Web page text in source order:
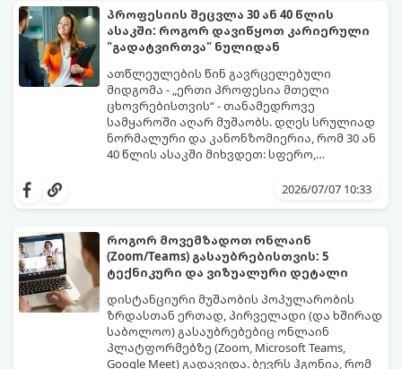
დღიანი უქმეები (Mini-Vacations).
პროფესიის შეცვლა 30 ან 40 წლის
ასაკში: როგორ დავიწყოთ კარიერული
"გადატვირთვა" ნულიდან
ათწლეულების წინ გავრცელებული
მიდგომა - „ერთი პროფესია მთელი
ცხოვრებისთვის“ - თანამედროვე
სამყაროში აღარ მუშაობს. დღეს სრულიად
ნორმალური და კანონზომიერია, რომ 30 ან
40 წლის ასაკში მიხვდეთ: სფერო,
გაბედნიერებთ, აღარ არის შემოსავლიანი
იდეა ხშირად დიდ შიშებთანაა
კონკურენციას“, „სტაბილურობას ვკარგავ“.
თუმცა, რეალობა საპირისპიროა: თქვენ
იწყებთ არა ნულიდან, არამედ უზარმაზარი
ცხოვრებისეული და პროფესიული
გამოცდილებით (Soft Skills), რაც 20 წლის
დამწყებებს ფიზიკურად არ გააჩნიათ.
გთავაზობთ ნაბიჯ-ნაბიჯ გზამკვლევს, თუ
როგორ მართოთ კარიერული
"რესტარტი" სწორად და
უმტკივნეულოდ:
2026/07/07 10:33
როგორ მოვემზადოთ ონლაინ
(Zoom/Teams) გასაუბრებისთვის: 5
ტექნიკური და ვიზუალური დეტალი
დისტანციური მუშაობის პოპულარობის
ზრდასთან ერთად, პირველადი (და ხშირად
საბოლოო) გასაუბრებებიც ონლაინ
პლატფორმებზე (Zoom, Microsoft Teams,
Google Meet) გადავიდა. ბევრს ჰგონია, რომ